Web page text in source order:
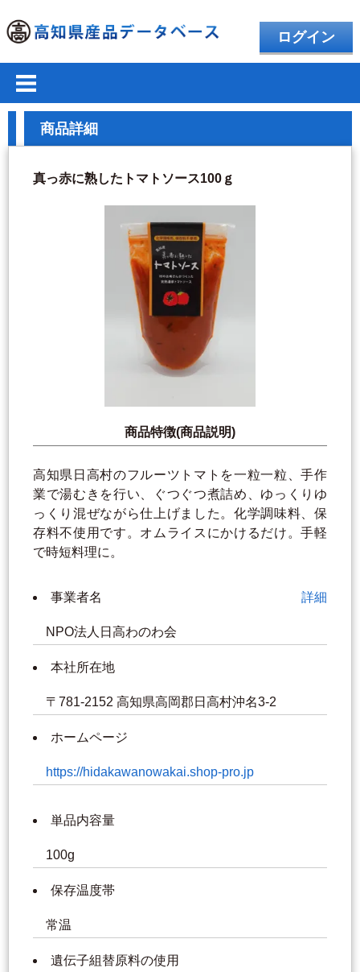
ログイン
商品詳細
真っ赤に熟したトマトソース100ｇ
商品特徴(商品説明)
高知県日高村のフルーツトマトを一粒一粒、手作
業で湯むきを行い、ぐつぐつ煮詰め、ゆっくりゆ
っくり混ぜながら仕上げました。化学調味料、保
存料不使用です。オムライスにかけるだけ。手軽
で時短料理に。
事業者名 詳細
NPO法人日高わのわ会
本社所在地
〒781-2152 高知県高岡郡日高村沖名3-2
ホームページ
https://hidakawanowakai.shop-pro.jp
単品内容量
100g
保存温度帯
常温
遺伝子組替原料の使用